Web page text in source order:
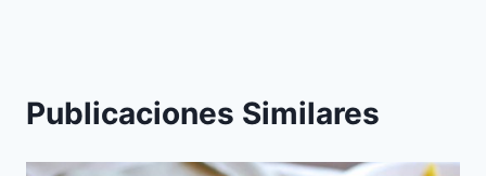
Publicaciones Similares